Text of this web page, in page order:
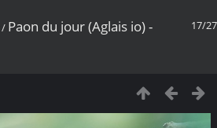
17/27
/ Paon du jour (Aglais io) -